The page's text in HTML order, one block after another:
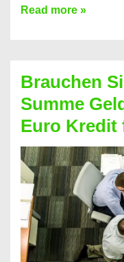
Günstiges
Geht
das
überhaupt?
Na
klar!
Read more »
Brauchen
Summe
Euro Kredit